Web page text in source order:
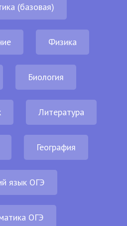
(базовая)
Физика
Биология
Литература
География
язык ОГЭ
ОГЭ